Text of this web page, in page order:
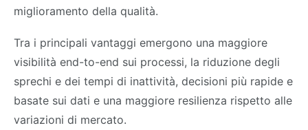
miglioramento della qualità.
Tra i principali vantaggi emergono una maggiore
visibilità end-to-end sui processi, la riduzione degli
sprechi e dei tempi di inattività, decisioni più rapide e
basate sui dati e una maggiore resilienza rispetto alle
variazioni di mercato.